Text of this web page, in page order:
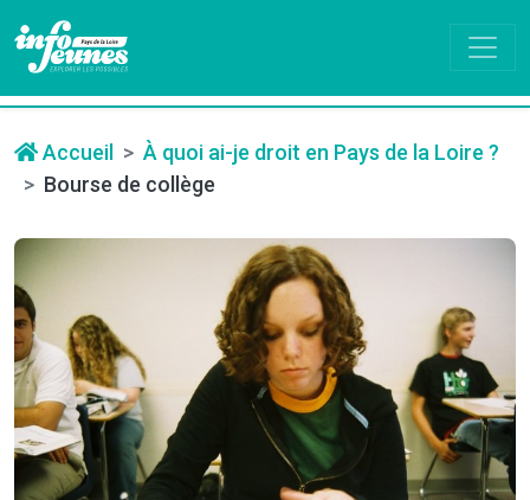
Accueil
À quoi ai-je droit en Pays de la Loire ?
Bourse de collège